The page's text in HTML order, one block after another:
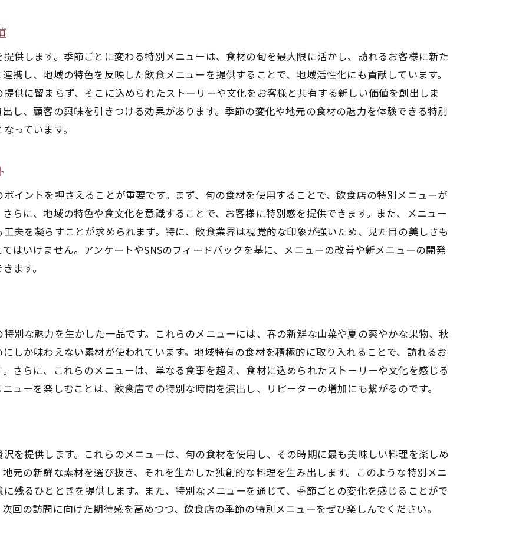
の食材と飲食店が織りなす新しい味覚の旅
飲食店の特別メニューを通じた味覚の冒険
旬の食材が可能にする新しい味覚体験
飲食店が提供する味覚の旅路
特別メニューで巡る季節の味覚
飲食店の創意工夫が光る季節の味覚
食店の特別メニューで地域の魅力を再発見
地域の特産品を活かした特別メニューの魅力
飲食店が提案する地域の新たな魅力
特別メニューで感じる地域愛
地域の文化が息づく飲食店の特別メニュー
四季の移ろいを感じる特別メニューの魅力
飲食店が誇る季節ごとの特別な味
四季折々の食材を活かした特別メニュー
飲食店の特別メニューで味わう地元の季節感
地元の特別メニューで感じる季節感
飲食店が提案する季節感溢れる一皿
供します。季節ごとに変わる特別メニューは、食材の旬を最大限に活かし、訪れるお客様に新た
携し、地域の特色を反映した飲食メニューを提供することで、地域活性化にも貢献しています。
供に留まらず、そこに込められたストーリーや文化をお客様と共有する新しい価値を創出しま
し、顧客の興味を引きつける効果があります。季節の変化や地元の食材の魅力を体験できる特別
っています。
イントを押さえることが重要です。まず、旬の食材を使用することで、飲食店の特別メニューが
らに、地域の特色や食文化を意識することで、お客様に特別感を提供できます。また、メニュー
夫を凝らすことが求められます。特に、飲食業界は視覚的な印象が強いため、見た目の美しさも
はいけません。アンケートやSNSのフィードバックを基に、メニューの改善や新メニューの開発
ます。
別な魅力を生かした一品です。これらのメニューには、春の新鮮な山菜や夏の爽やかな果物、秋
しか味わえない素材が使われています。地域特有の食材を積極的に取り入れることで、訪れるお
さらに、これらのメニューは、単なる食事を超え、食材に込められたストーリーや文化を感じる
ューを楽しむことは、飲食店での特別な時間を演出し、リピーターの増加にも繋がるのです。
を提供します。これらのメニューは、旬の食材を使用し、その時期に最も美味しい料理を楽しめ
元の新鮮な素材を選び抜き、それを生かした独創的な料理を生み出します。このような特別メニ
残るひとときを提供します。また、特別なメニューを通じて、季節ごとの変化を感じることがで
回の訪問に向けた期待感を高めつつ、飲食店の季節の特別メニューをぜひ楽しんでください。